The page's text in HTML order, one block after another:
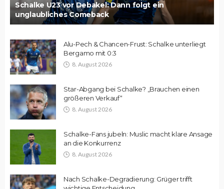
Schalke U23 vor Debakel: Dann folgt ein
unglaubliches Comeback
Alu-Pech & Chancen-Frust: Schalke unterliegt
Bergamo mit 0:3
8. August 2026
Star-Abgang bei Schalke? „Brauchen einen
größeren Verkauf“
8. August 2026
Schalke-Fans jubeln: Muslic macht klare Ansage
an die Konkurrenz
8. August 2026
Nach Schalke-Degradierung: Grüger trifft